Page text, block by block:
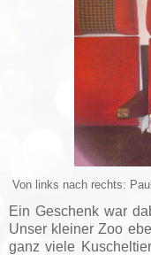
Von links nach rechts:
Ein Geschenk war
Unser kleiner Zoo
ganz viele